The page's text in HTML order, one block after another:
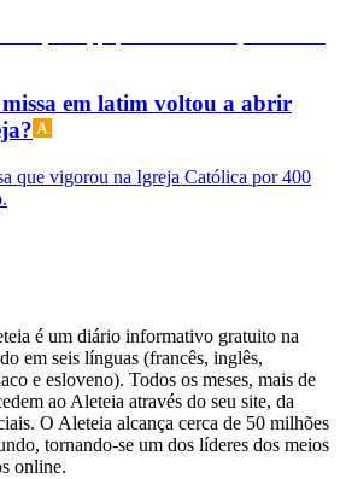
em latim voltou a abrir
que vigorou na Igreja Católica por 400
é um diário informativo gratuito na
em seis línguas (francês, inglês,
e esloveno). Todos os meses, mais de
ao Aleteia através do seu site, da
O Aleteia alcança cerca de 50 milhões
tornando-se um dos líderes dos meios
online.